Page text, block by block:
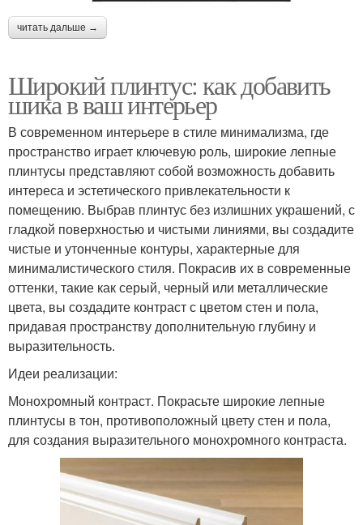
читать дальше →
Широкий плинтус: как добавить
шика в ваш интерьер
В современном интерьере в стиле минимализма, где
пространство играет ключевую роль, широкие лепные
плинтусы представляют собой возможность добавить
интереса и эстетического привлекательности к
помещению. Выбрав плинтус без излишних украшений, с
гладкой поверхностью и чистыми линиями, вы создадите
чистые и утонченные контуры, характерные для
минималистического стиля. Покрасив их в современные
оттенки, такие как серый, черный или металлические
цвета, вы создадите контраст с цветом стен и пола,
придавая пространству дополнительную глубину и
выразительность.
Идеи реализации:
Монохромный контраст. Покрасьте широкие лепные
плинтусы в тон, противоположный цвету стен и пола,
для создания выразительного монохромного контраста.